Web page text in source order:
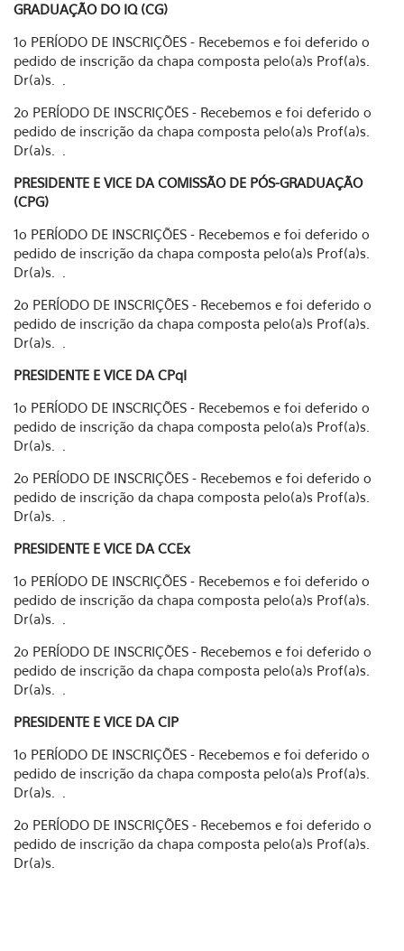
GRADUAÇÃO DO IQ (CG)
1o PERÍODO DE INSCRIÇÕES - Recebemos e foi deferido o
pedido de inscrição da chapa composta pelo(a)s Prof(a)s.
Dr(a)s. .
2o PERÍODO DE INSCRIÇÕES - Recebemos e foi deferido o
pedido de inscrição da chapa composta pelo(a)s Prof(a)s.
Dr(a)s. .
PRESIDENTE E VICE DA COMISSÃO DE PÓS-GRADUAÇÃO
(CPG)
1o PERÍODO DE INSCRIÇÕES - Recebemos e foi deferido o
pedido de inscrição da chapa composta pelo(a)s Prof(a)s.
Dr(a)s. .
2o PERÍODO DE INSCRIÇÕES - Recebemos e foi deferido o
pedido de inscrição da chapa composta pelo(a)s Prof(a)s.
Dr(a)s. .
PRESIDENTE E VICE DA CPqI
1o PERÍODO DE INSCRIÇÕES - Recebemos e foi deferido o
pedido de inscrição da chapa composta pelo(a)s Prof(a)s.
Dr(a)s. .
2o PERÍODO DE INSCRIÇÕES - Recebemos e foi deferido o
pedido de inscrição da chapa composta pelo(a)s Prof(a)s.
Dr(a)s. .
PRESIDENTE E VICE DA CCEx
1o PERÍODO DE INSCRIÇÕES - Recebemos e foi deferido o
pedido de inscrição da chapa composta pelo(a)s Prof(a)s.
Dr(a)s. .
2o PERÍODO DE INSCRIÇÕES - Recebemos e foi deferido o
pedido de inscrição da chapa composta pelo(a)s Prof(a)s.
Dr(a)s. .
PRESIDENTE E VICE DA CIP
1o PERÍODO DE INSCRIÇÕES - Recebemos e foi deferido o
pedido de inscrição da chapa composta pelo(a)s Prof(a)s.
Dr(a)s. .
2o PERÍODO DE INSCRIÇÕES - Recebemos e foi deferido o
pedido de inscrição da chapa composta pelo(a)s Prof(a)s.
Dr(a)s.